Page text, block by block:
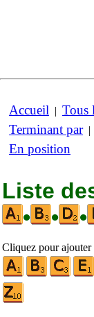
Accueil | Tous
Terminant par|
En position
Liste
•
• •
Cliquez pour ajouter